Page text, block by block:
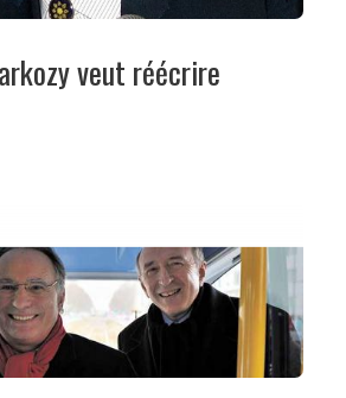
veut réécrire